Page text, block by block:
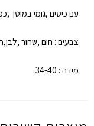
עם כיסים ,גומי במוטן
צבעים : חום ,שחור
מידה : 34-40